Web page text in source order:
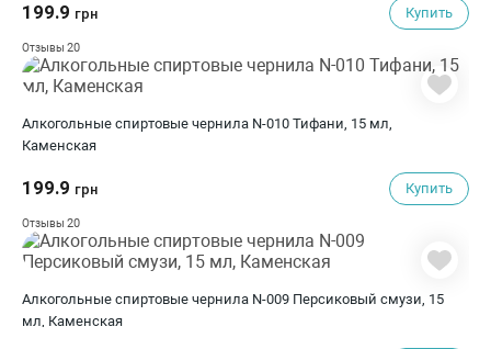
199.9 грн Купить
Отзывы 20
Алкогольные спиртовые чернила N-010 Тифани, 15 мл,
Каменская
199.9 грн Купить
Отзывы 20
Алкогольные спиртовые чернила N-009 Персиковый смузи, 15
мл, Каменская